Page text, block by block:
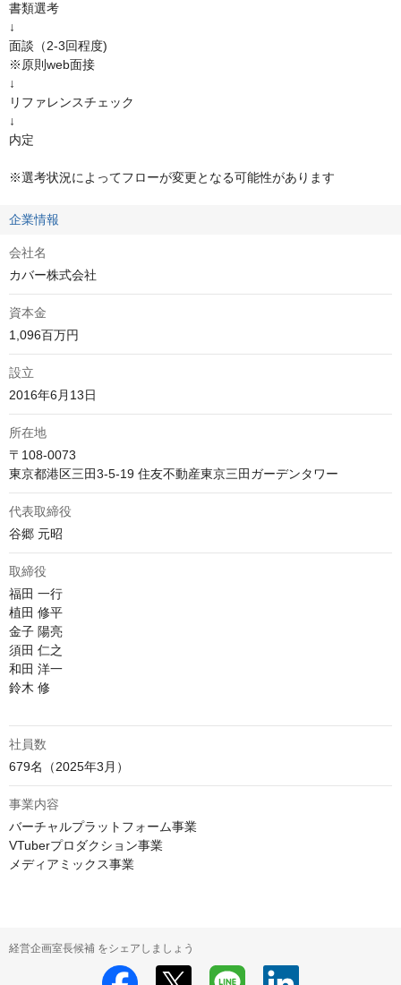
書類選考
↓
面談（2-3回程度)
※原則web面接
↓
リファレンスチェック
↓
内定
※選考状況によってフローが変更となる可能性があります
企業情報
会社名
カバー株式会社
資本金
1,096百万円
設立
2016年6月13日
所在地
〒108-0073
東京都港区三田3-5-19 住友不動産東京三田ガーデンタワー
代表取締役
谷郷 元昭
取締役
福田 一行
植田 修平
金子 陽亮
須田 仁之
和田 洋一
鈴木 修
社員数
679名（2025年3月）
事業内容
バーチャルプラットフォーム事業
VTuberプロダクション事業
メディアミックス事業
経営企画室長候補 をシェアしましょう